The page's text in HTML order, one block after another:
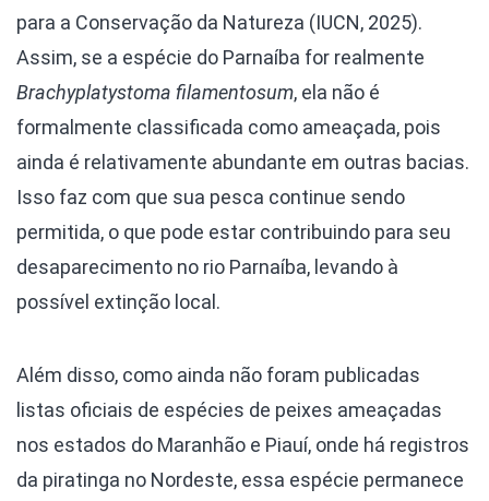
para a Conservação da Natureza (IUCN, 2025).
Assim, se a espécie do Parnaíba for realmente
Brachyplatystoma filamentosum, ela não é
formalmente classificada como ameaçada, pois
ainda é relativamente abundante em outras bacias.
Isso faz com que sua pesca continue sendo
permitida, o que pode estar contribuindo para seu
desaparecimento no rio Parnaíba, levando à
possível extinção local.
Além disso, como ainda não foram publicadas
listas oficiais de espécies de peixes ameaçadas
nos estados do Maranhão e Piauí, onde há registros
da piratinga no Nordeste, essa espécie permanece